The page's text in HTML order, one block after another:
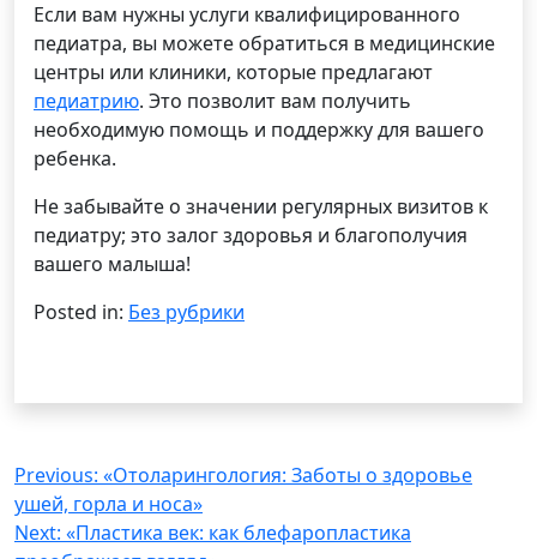
Если вам нужны услуги квалифицированного
педиатра, вы можете обратиться в медицинские
центры или клиники, которые предлагают
педиатрию. Это позволит вам получить
необходимую помощь и поддержку для вашего
ребенка.
Не забывайте о значении регулярных визитов к
педиатру; это залог здоровья и благополучия
вашего малыша!
Posted in: Без рубрики
Навигация
по
записям
Previous: «Отоларингология: Заботы о здоровье
ушей, горла и носа»
Next: «Пластика век: как блефаропластика